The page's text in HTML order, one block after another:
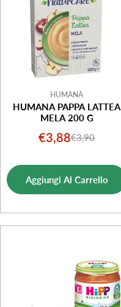
HUMANA
HUMANA PAPPA LATTEA
MELA 200 G
Prezzo
vendita
€3,88Prezzo
€3,90
Aggiungi Al Carrello